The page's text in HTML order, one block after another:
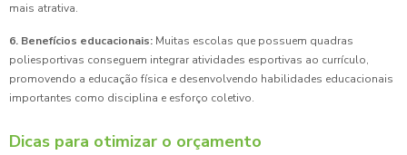
mais atrativa.
6. Benefícios educacionais: Muitas escolas que possuem quadras
poliesportivas conseguem integrar atividades esportivas ao currículo,
promovendo a educação física e desenvolvendo habilidades educacionais
importantes como disciplina e esforço coletivo.
Dicas para otimizar o orçamento